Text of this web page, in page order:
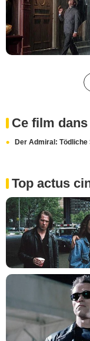
Ce film
Der Admiral: Tödliche
Top actus